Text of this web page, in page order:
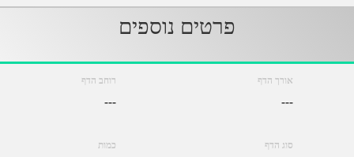
פרטים נוספים
אורך הדף
---
רוחב הדף
---
סוג הדף כמות